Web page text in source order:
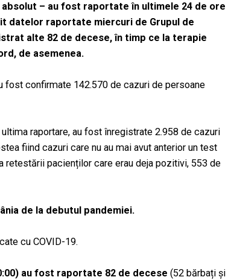
– au fost raportate în ultimele 24 de ore
datelor raportate miercuri de Grupul de
alte 82 de decese, în timp ce la terapie
de asemenea.
fost confirmate 142.570 de cazuri de persoane
raportare, au fost înregistrate 2.958 de cazuri
fiind cazuri care nu au mai avut anterior un test
pacienților care erau deja pozitivi, 553 de
de la debutul pandemiei.
cu COVID-19.
au fost raportate 82 de decese (52 bărbați și